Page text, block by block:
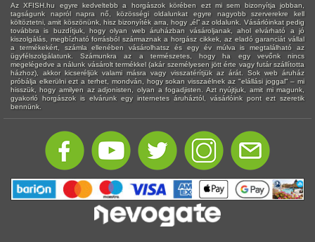
Az XFISH.hu egyre kedveltebb a horgászok körében ezt mi sem bizonyítja jobban,
tagságunk napról napra nő, közösségi oldalunkat egyre nagyobb szerverekre kell
költöztetni, amit köszönünk, hisz bizonyíték arra, hogy „él” az oldalunk. Vásárlóinkat pedig
továbbra is buzdítjuk, hogy olyan web áruházban vásároljanak, ahol elvárható a jó
kiszolgálás, megbízható forrásból származnak a horgász cikkek, az eladó garanciát vállal
a termékekért, számla ellenében vásárolhatsz és egy év múlva is megtalálható az
ügyfélszolgálatunk. Számunkra az a természetes, hogy ha egy vevőnk nincs
megelégedve a nálunk vásárolt termékkel (akár személyesen jött érte vagy futár szállította
házhoz), akkor kicseréljük valami másra vagy visszatérítjük az árát. Sok web áruház
próbálja elkerülni ezt a terhet, mondván, hogy sokan visszaélnek az "elállási joggal" – mi
hisszük, hogy amilyen az adjonisten, olyan a fogadjisten. Azt nyújtjuk, amit mi magunk,
gyakorló horgászok is elvárunk egy internetes áruháztól, vásárlóink pont ezt szeretik
bennünk.